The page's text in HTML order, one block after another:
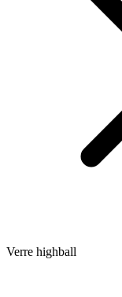
Verre highball